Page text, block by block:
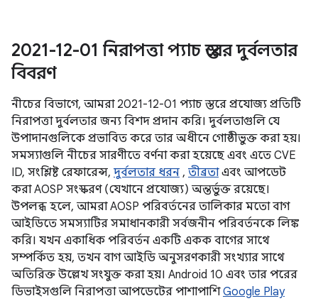
2021-12-01 নিরাপত্তা প্যাচ স্তরের দুর্বলতার
বিবরণ
নীচের বিভাগে, আমরা 2021-12-01 প্যাচ স্তরে প্রযোজ্য প্রতিটি
নিরাপত্তা দুর্বলতার জন্য বিশদ প্রদান করি। দুর্বলতাগুলি যে
উপাদানগুলিকে প্রভাবিত করে তার অধীনে গোষ্ঠীভুক্ত করা হয়।
সমস্যাগুলি নীচের সারণীতে বর্ণনা করা হয়েছে এবং এতে CVE
ID, সংশ্লিষ্ট রেফারেন্স, দুর্বলতার ধরন , তীব্রতাএবং আপডেট
করা AOSP সংস্করণ (যেখানে প্রযোজ্য) অন্তর্ভুক্ত রয়েছে।
উপলব্ধ হলে, আমরা AOSP পরিবর্তনের তালিকার মতো বাগ
আইডিতে সমস্যাটির সমাধানকারী সর্বজনীন পরিবর্তনকে লিঙ্ক
করি। যখন একাধিক পরিবর্তন একটি একক বাগের সাথে
সম্পর্কিত হয়, তখন বাগ আইডি অনুসরণকারী সংখ্যার সাথে
অতিরিক্ত উল্লেখ সংযুক্ত করা হয়। Android 10 এবং তার পরের
ডিভাইসগুলি নিরাপত্তা আপডেটের পাশাপাশিGoogle Play